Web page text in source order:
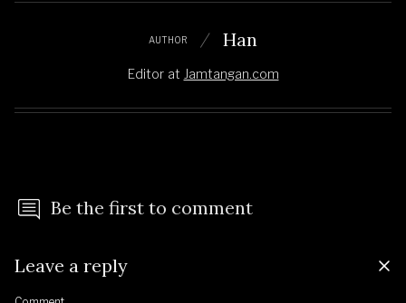
AUTHOR Han
Editor at Jamtangan.com
Be the first to comment
Leave a reply